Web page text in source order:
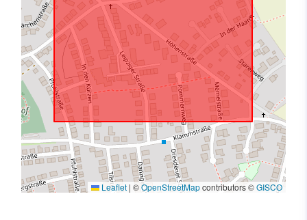
Leaflet | ©OpenStreetMapcontributors ©GISCO